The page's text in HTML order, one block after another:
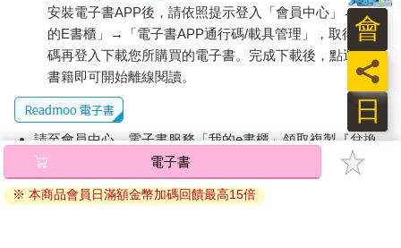
安裝電子書APP後，請依照提示登入「會員中心」→「我
的E書櫃」→「電子書APP通行碼/載具管理」，取得通行
碼再登入下載您所購買的電子書。完成下載後，點選任一
書籍即可開始離線閱讀。
請至會員中心→電子書服務「我的e書櫃」領取複製『兌換
碼』至電子書服務商Readmoo進行兌換。
退換貨須知：
日
員
會